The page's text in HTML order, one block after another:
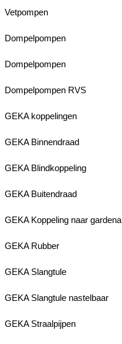
Vetpompen
Dompelpompen
Dompelpompen
Dompelpompen RVS
GEKA koppelingen
GEKA Binnendraad
GEKA Blindkoppeling
GEKA Buitendraad
GEKA Koppeling naar gardena
GEKA Rubber
GEKA Slangtule
GEKA Slangtule nastelbaar
GEKA Straalpijpen